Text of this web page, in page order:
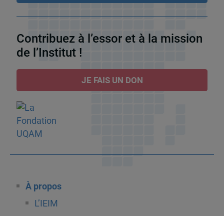
Contribuez à l’essor et à la mission
de l’Institut !
JE FAIS UN DON
À propos
L’IEIM